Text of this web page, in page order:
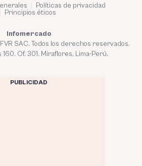
Políticas de privacidad
Principios éticos
Infomercado
SAC. Todos los derechos reservados.
Of. 301. Miraflores, Lima-Perú.
PUBLICIDAD